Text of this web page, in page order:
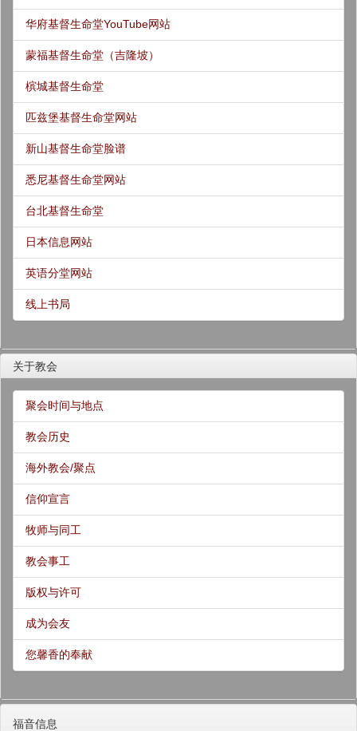
华府基督生命堂YouTube网站
蒙福基督生命堂（吉隆坡）
槟城基督生命堂
匹兹堡基督生命堂网站
新山基督生命堂脸谱
悉尼基督生命堂网站
台北基督生命堂
日本信息网站
英语分堂网站
线上书局
关于教会
聚会时间与地点
教会历史
海外教会/聚点
信仰宣言
牧师与同工
教会事工
版权与许可
成为会友
您馨香的奉献
福音信息